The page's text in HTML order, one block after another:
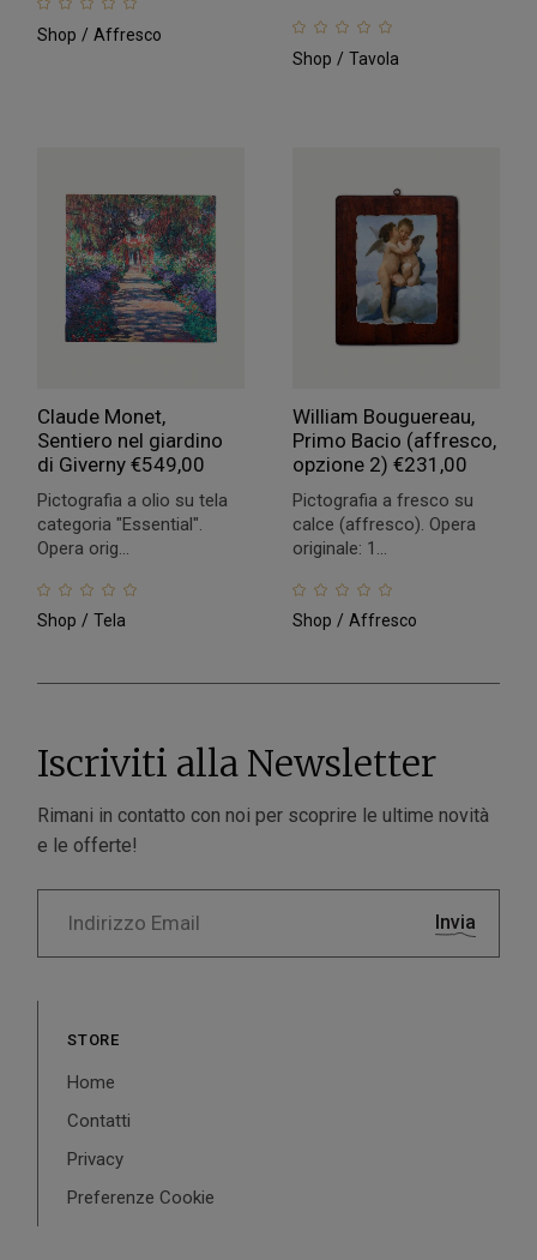
Shop Affresco
Shop Tavola
Claude Monet,
Sentiero nel giardino
di Giverny€549,00
Pictografia a olio su tela
categoria "Essential".
Opera orig...
Shop Tela
William Bouguereau,
Primo Bacio (affresco,
opzione 2) €231,00
Pictografia a fresco su
calce (affresco). Opera
originale: 1...
Shop Affresco
Iscriviti alla Newsletter
Rimani in contatto con noi per scoprire le ultime novità
e le offerte!
Invia
STORE
Home
Contatti
Privacy
Preferenze Cookie